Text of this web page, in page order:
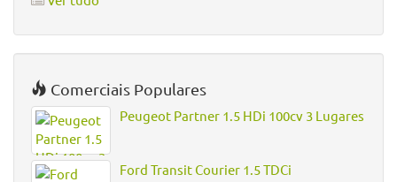
Comerciais Populares
Peugeot Partner 1.5 HDi 100cv 3 Lugares
Ford Transit Courier 1.5 TDCi